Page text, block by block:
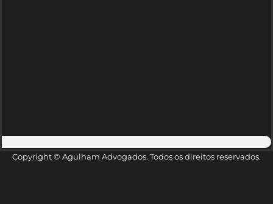
Copyright © Agulham Advogados. Todos os direitos reservados.